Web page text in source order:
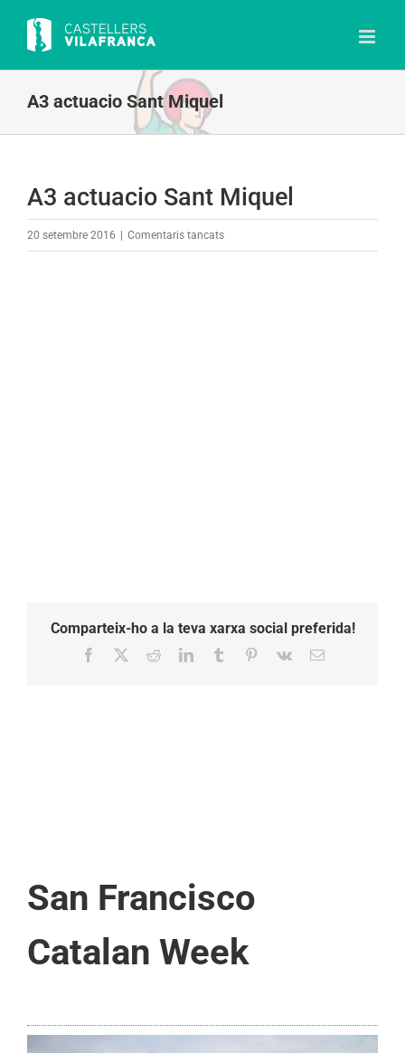
content
A3 actuacio Sant Miquel
A3 actuacio Sant Miquel
20 setembre 2016 Comentaris tancatsa
Comparteix-ho a la teva xarxa social preferida!
Facebook RedditLinkedInTumblr Pinterest
Vk Email:
San Francisco
Catalan Week